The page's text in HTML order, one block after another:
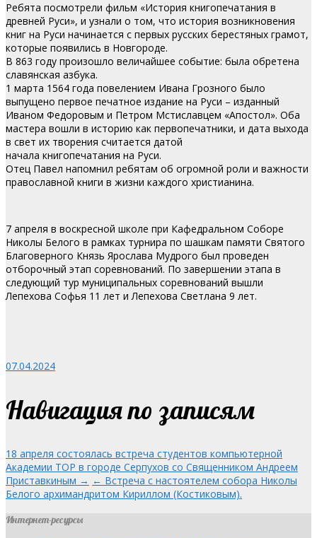
Ребята посмотрели фильм «История книгопечатания в
древней Руси», и узнали о том, что история возникновения
книг на Руси начинается с первых русских берестяных грамот,
которые появились в Новгороде.
В 863 году произошло величайшее событие: была обретена
славянская азбука.
1 марта 1564 года повелением Ивана Грозного было
выпущено первое печатное издание на Руси – изданный
Иваном Федоровым и Петром Мстиславцем «Апостол». Оба
мастера вошли в историю как первопечатники, и дата выхода
в свет их творения считается датой
начала книгопечатания на Руси.
Отец Павел напомнил ребятам об огромной роли и важности
православной книги в жизни каждого христианина.
7 апреля в воскресной школе при Кафедральном Соборе
Николы Белого в рамках турнира по шашкам памяти Святого
Благоверного Князь Ярослава Мудрого был проведен
отборочный этап соревнований. По завершении этапа в
следующий тур муниципальных соревнований вышли
Лепехова Софья 11 лет и Лепехова Светлана 9 лет.
07.04.2024
Навигация по записям
18 апреля состоялась встреча студентов компьютерной
Академии ТОP в городе Серпухов со Священником Андреем
Приставкиным → ← Встреча с настоятелем собора Николы
Белого архимандритом Кириллом (Костиковым).
Интернет-ресурсы